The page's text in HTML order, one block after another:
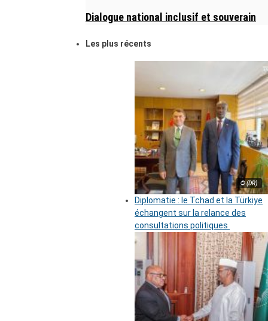
Dialogue national inclusif et souverain
Les plus récents
© (DR)
Diplomatie : le Tchad et la Türkiye
échangent sur la relance des
consultations politiques